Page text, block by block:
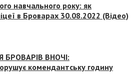
навчального року: як
в Броварах 30.08.2022 (Відео)
ВНОЧІ:
комендантську годину